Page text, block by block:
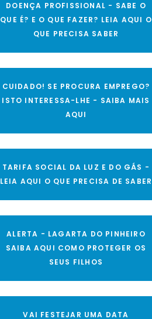
DOENÇA PROFISSIONAL - SABE O
QUE É? E O QUE FAZER? LEIA AQUI O
QUE PRECISA SABER
CUIDADO! SE PROCURA EMPREGO?
ISTO INTERESSA-LHE - SAIBA MAIS
AQUI
TARIFA SOCIAL DA LUZ E DO GÁS -
LEIA AQUI O QUE PRECISA DE SABER
ALERTA - LAGARTA DO PINHEIRO
SAIBA AQUI COMO PROTEGER OS
SEUS FILHOS
VAI FESTEJAR UMA DATA